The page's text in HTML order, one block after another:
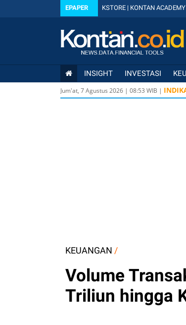
EPAPER KSTORE | KONTAN ACADEMY
INSIGHT INVESTASI
Jum'at, 7 Agustus 2026 | 08:53 WIB |
KEUANGAN /
Volume
Triliun hingga